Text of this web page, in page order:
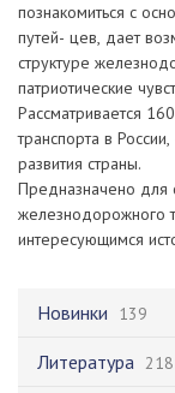
Новинки 139
Литература
познакомиться с
путей- цев, дает
структуре
патриотические
Рассматривается
транспорта в
развития страны.
Предназначено для
железнодорожного
интересующимся